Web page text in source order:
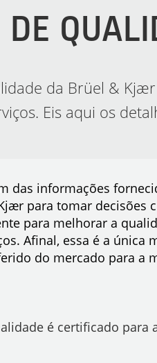
DE
da Brüel &
Eis aqui os
das informações
para tomar decisões
para melhorar a
Afinal, essa é a única
do mercado para a
é certificado para